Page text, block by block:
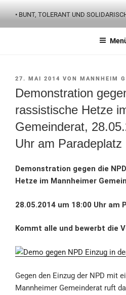
Inhalt
springen
• BUNT, TOLERANT UND
VERÖFFENTLICHT
27. MAI 2014 VON MANNHEIM
Demonstration
rassistische Hetze
Gemeinderat,
Uhr am Paradeplatz
Demonstration gegen die
Hetze im Mannheimer
28.05.2014 um 18:00 Uhr am
Kommt alle und bewerbt die
Gegen den Einzug der NPD mit
Mannheimer Gemeinderat ruft